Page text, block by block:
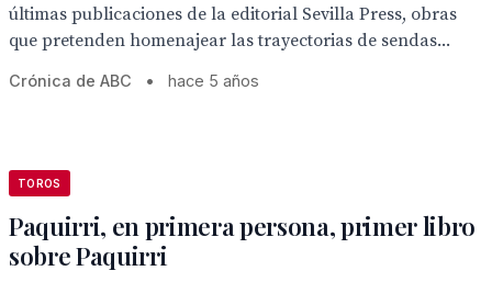
últimas publicaciones de la editorial Sevilla Press, obras
que pretenden homenajear las trayectorias de sendas...
Crónica de ABC • hace 5 años
TOROS
Paquirri, en primera persona, primer libro
sobre Paquirri